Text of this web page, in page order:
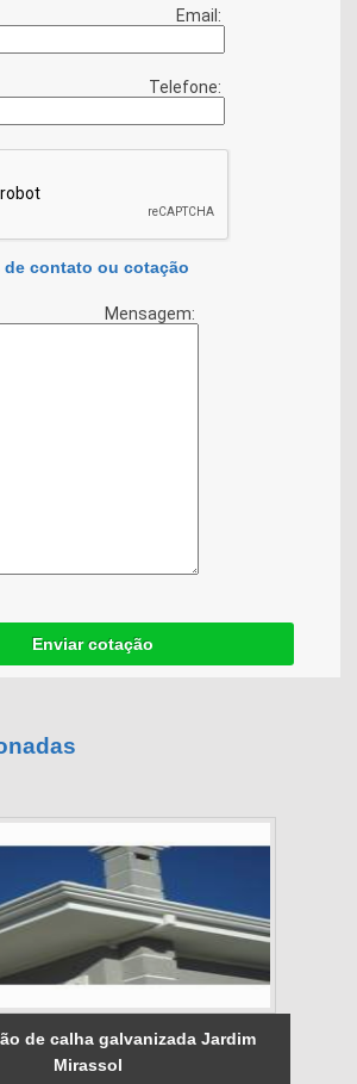
Email:
Telefone:
de contato ou cotação
Mensagem:
Enviar cotação
de calha galvanizada Jardim
Mirassol